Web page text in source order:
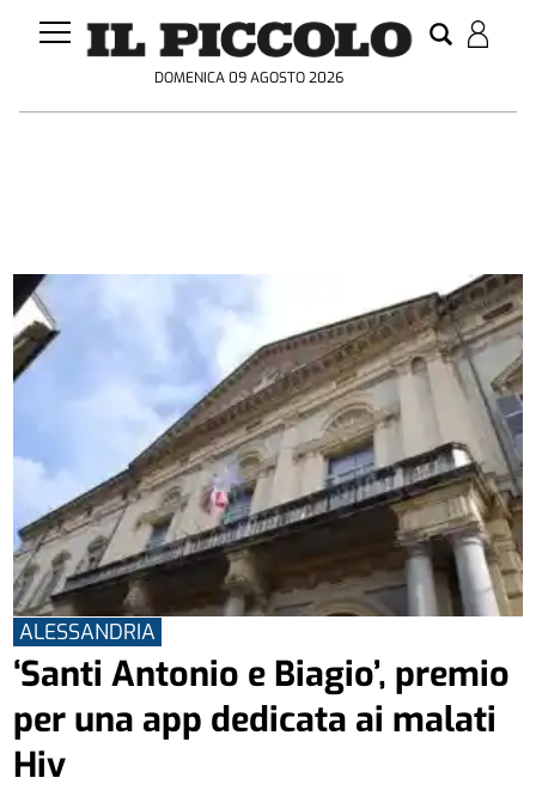
DOMENICA 09 AGOSTO 2026
ALESSANDRIA
‘Santi Antonio e Biagio’, premio
per una app dedicata ai malati
Hiv